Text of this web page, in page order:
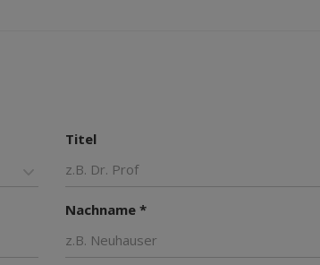
Titel
Nachname *